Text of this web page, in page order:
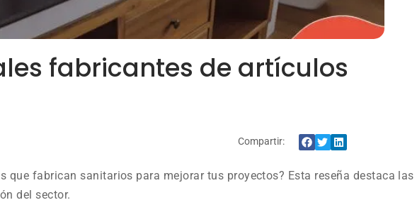
fabricantes de artículos
Compartir:
que fabrican sanitarios para mejorar tus proyectos? Esta reseña destaca las
del sector.